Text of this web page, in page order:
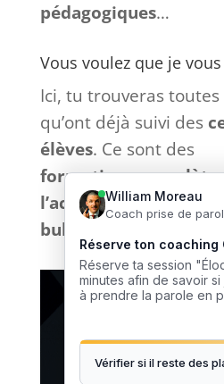
pédagogiques…
Vous voulez que je
Ici, tu trouveras toutes
qu’ont déjà suivi des
élèves. Ce sont des
formations
l’actionsans bla-bla
bullshit